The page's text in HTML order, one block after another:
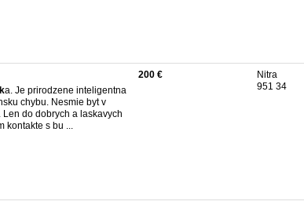
a. Je prirodzene inteligentna
chybu. Nesmie byt v
do dobrych a laskavych
kontakte s bu ...
200 €
Nitra
951 34